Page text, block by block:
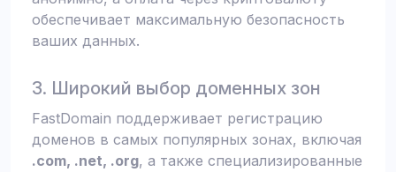
обеспечивает максимальную безопасность
ваших данных.
3. Широкий выбор доменных зон
FastDomain поддерживает регистрацию
доменов в самых популярных зонах, включая
.com, .net, .org, а также специализированные